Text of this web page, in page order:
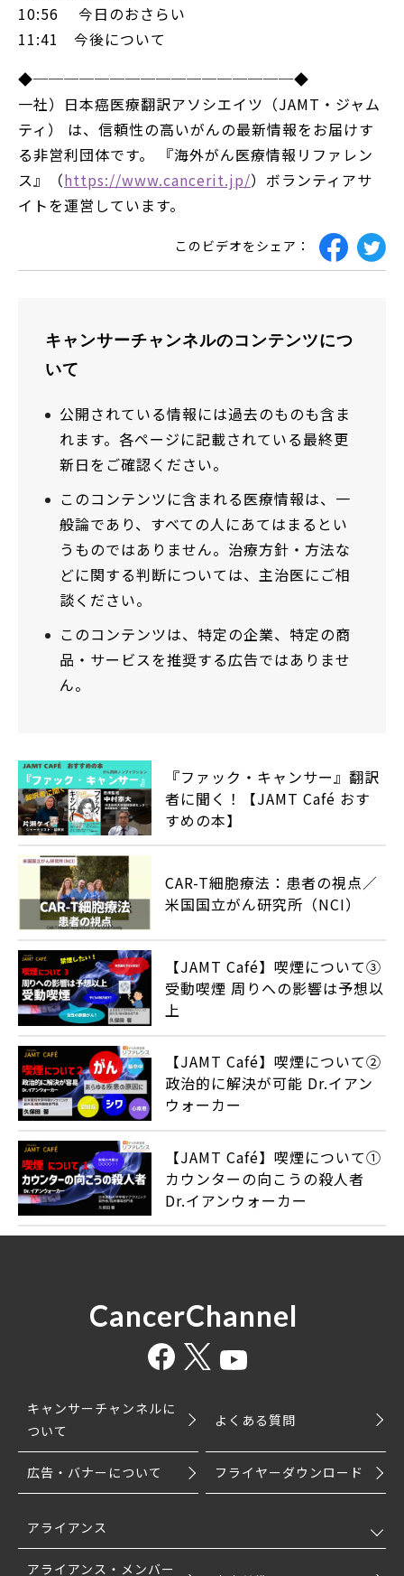
10:56 今日のおさらい
11:41 今後について
◆─────────────────◆
一社）日本癌医療翻訳アソシエイツ（JAMT・ジャム
ティ） は、信頼性の高いがんの最新情報をお届けす
る非営利団体です。 『海外がん医療情報リファレン
ス』（https://www.cancerit.jp/）ボランティアサ
イトを運営しています。
このビデオをシェア：
キャンサーチャンネルのコンテンツにつ
いて
公開されている情報には過去のものも含ま
れます。各ページに記載されている最終更
新日をご確認ください。
このコンテンツに含まれる医療情報は、一
般論であり、すべての人にあてはまるとい
うものではありません。治療方針・方法な
どに関する判断については、主治医にご相
談ください。
このコンテンツは、特定の企業、特定の商
品・サービスを推奨する広告ではありませ
ん。
『ファック・キャンサー』翻訳
者に聞く！【JAMT Café おす
すめの本】
CAR-T細胞療法：患者の視点／
米国国立がん研究所（NCI）
【JAMT Café】喫煙について③
受動喫煙 周りへの影響は予想以
上
【JAMT Café】喫煙について②
政治的に解決が可能 Dr.イアン
ウォーカー
【JAMT Café】喫煙について①
カウンターの向こうの殺人者
Dr.イアンウォーカー
CancerChannel
キャンサーチャンネルに
ついて
よくある質問
広告・バナーについて フライヤーダウンロード
アライアンス
アライアンス・メンバー